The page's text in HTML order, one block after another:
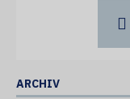
ARCHIV